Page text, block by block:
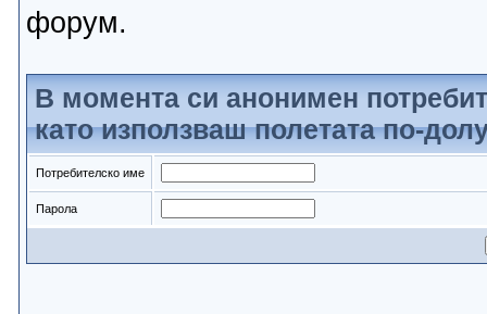
форум.
В момента си анонимен
като използваш полетата по-
Потребителско име
Парола